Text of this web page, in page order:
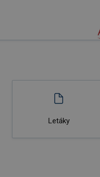
Letáky